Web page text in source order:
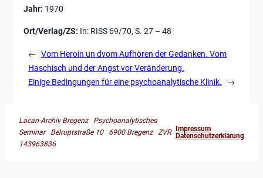
Jahr: 1970
Ort/Verlag/ZS: In: RISS 69/70, S. 27 – 48
← Vom Heroin un dvom Aufhören der Gedanken. Vom
Haschisch und der Angst vor Veränderung.
Einige Bedingungen für eine psychoanalytische Klinik.
→
Lacan-Archiv Bregenz Psychoanalytisches
Seminar Belruptstraße 10 6900 Bregenz ZVR
143963836
Impressum
Datenschutzerklärung